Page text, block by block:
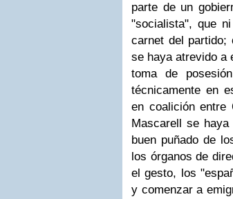
parte de un
"socialista", que
carnet del partido;
se haya atrevido a
toma de
técnicamente en
en coalición
Mascarell se
buen puñado de
los órganos de
el gesto, los
y comenzar a